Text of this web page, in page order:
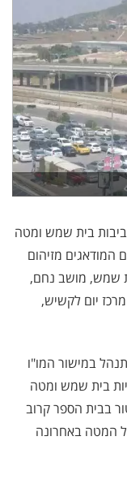
בית שמש ומטה
המודאגים מזיהום
שמש, מושב נחם,
יום לקשיש,
במישור המו"ו
בית שמש ומטה
בבית הספר קרוב
המטה באחרונה